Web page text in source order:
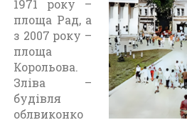
1971 року –
площа Рад, а
з 2007 року –
площа
Корольова.
Зліва –
будівля
облвиконко